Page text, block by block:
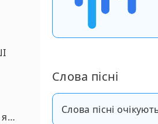
MaizheRazom - Де би я не був
Слова пісні
Слова пісні